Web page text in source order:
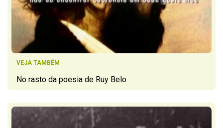
VEJA TAMBÉM
No rasto da poesia de Ruy Belo